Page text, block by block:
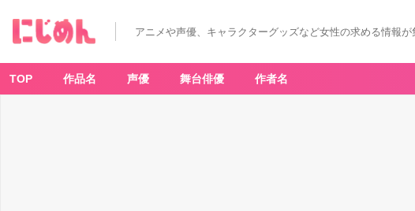
アニメや声優、キャラクターグッズなど女性の求める情報が
TOP 作品名 声優 舞台俳優 作者名